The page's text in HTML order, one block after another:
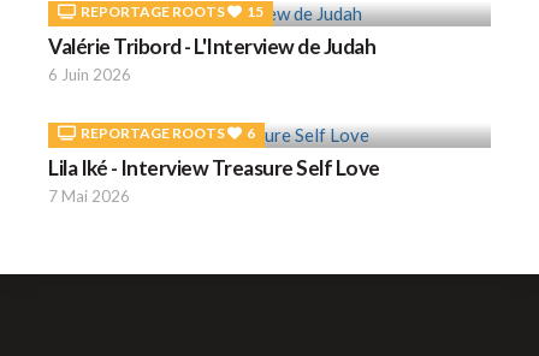
REPORTAGE ROOTS 15
Valérie Tribord - L'Interview de Judah
6 Juin 2026
REPORTAGE ROOTS 6
Lila Iké - Interview Treasure Self Love
7 Mai 2026